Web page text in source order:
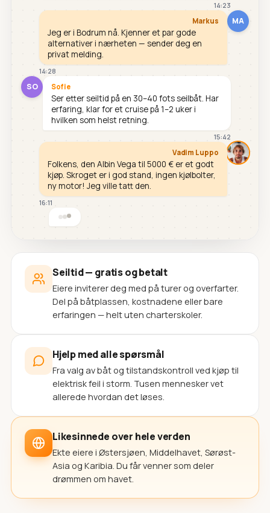
14:23
MA
Markus
Jeg er i Bodrum nå. Kjenner et par gode
alternativer i nærheten — sender deg en
privat melding.
14:28
SO Sofie
Ser etter seiltid på en 30–40 fots seilbåt. Har
erfaring, klar for et cruise på 1–2 uker i
hvilken som helst retning.
15:42
Vadim Luppo
Folkens, den Albin Vega til 5000 € er et godt
kjøp. Skroget er i god stand, ingen kjølbolter,
ny motor! Jeg ville tatt den.
16:11
Seiltid — gratis og betalt
Eiere inviterer deg med på turer og overfarter.
Del på båtplassen, kostnadene eller bare
erfaringen — helt uten charterskoler.
Hjelp med alle spørsmål
Fra valg av båt og tilstandskontroll ved kjøp til
elektrisk feil i storm. Tusen mennesker vet
allerede hvordan det løses.
Likesinnede over hele verden
Ekte eiere i Østersjøen, Middelhavet, Sørøst-
Asia og Karibia. Du får venner som deler
drømmen om havet.